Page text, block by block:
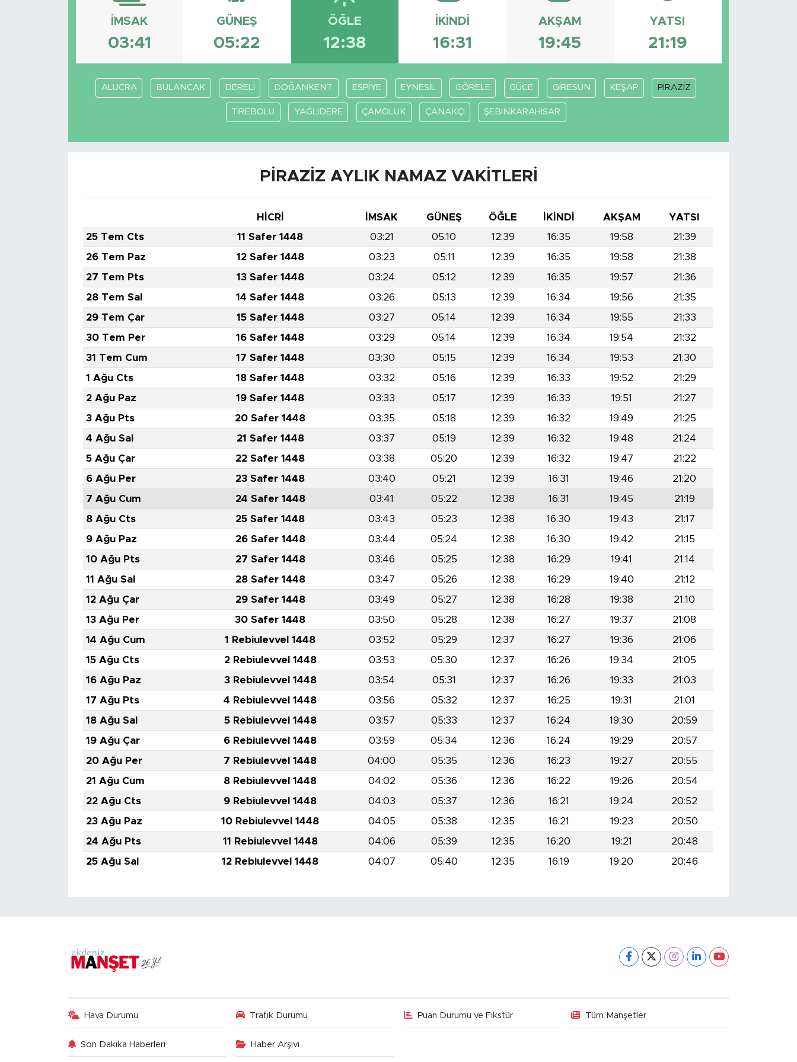
İMSAK
03:41
GÜNEŞ
05:22
ÖĞLE
12:38
İKINDI
16:31
AKŞAM
19:45
YATSI
21:19
ALUCRA BULANCAK DERELİ DOĞANKENT ESPİYE EYNESİL GÖRELE GÜCE GİRESUN KEŞAP PİRAZİZ
TİREBOLU YAĞLIDERE ÇAMOLUK ÇANAKÇI ŞEBİNKARAHİSAR
PİRAZİZ AYLIK NAMAZ VAKITLERI
HİCRİ İMSAK GÜNEŞ ÖĞLE İKINDI AKŞAM
YATSI
25 Tem Cts
11 Safer 1448 03:21 05:10 12:39 16:35 19:58
21:39
26 Tem Paz
12 Safer 1448 03:23 05:11 12:39 16:35 19:58
21:38
27 Tem Pts
13 Safer 1448 03:24 05:12 12:39 16:35 19:57
21:36
28 Tem Sal
14 Safer 1448 03:26 05:13 12:39 16:34 19:56
21:35
29 Tem Çar
15 Safer 1448 03:27 05:14 12:39 16:34 19:55
21:33
30 Tem Per
16 Safer 1448 03:29 05:14 12:39 16:34 19:54
21:32
31 Tem Cum
17 Safer 1448 03:30 05:15 12:39 16:34 19:53
21:30
1 Ağu Cts
18 Safer 1448 03:32 05:16 12:39 16:33 19:52
21:29
2 Ağu Paz
19 Safer 1448 03:33 05:17 12:39 16:33 19:51
21:27
3 Ağu Pts
20 Safer 1448 03:35 05:18 12:39 16:32 19:49
21:25
4 Ağu Sal
21 Safer 1448 03:37 05:19 12:39 16:32 19:48
21:24
5 Ağu Çar
22 Safer 1448 03:38 05:20 12:39 16:32 19:47
21:22
6 Ağu Per
23 Safer 1448 03:40 05:21 12:39 16:31 19:46
21:20
7 Ağu Cum
24 Safer 1448 03:41 05:22 12:38 16:31 19:45
21:19
8 Ağu Cts
25 Safer 1448 03:43 05:23 12:38 16:30 19:43
21:17
9 Ağu Paz
26 Safer 1448 03:44 05:24 12:38 16:30 19:42
21:15
10 Ağu Pts
27 Safer 1448 03:46 05:25 12:38 16:29 19:41
21:14
11 Ağu Sal
28 Safer 1448 03:47 05:26 12:38 16:29 19:40
21:12
12 Ağu Çar
29 Safer 1448 03:49 05:27 12:38 16:28 19:38
21:10
13 Ağu Per
30 Safer 1448 03:50 05:28 12:38 16:27 19:37
21:08
14 Ağu Cum
1 Rebiulevvel 1448 03:52 05:29 12:37 16:27 19:36
21:06
15 Ağu Cts
2 Rebiulevvel 1448 03:53 05:30 12:37 16:26 19:34
21:05
16 Ağu Paz
3 Rebiulevvel 1448 03:54 05:31 12:37 16:26 19:33
21:03
17 Ağu Pts
4 Rebiulevvel 1448 03:56 05:32 12:37 16:25 19:31
21:01
18 Ağu Sal
5 Rebiulevvel 1448 03:57 05:33 12:37 16:24 19:30
20:59
19 Ağu Çar
6 Rebiulevvel 1448 03:59 05:34 12:36 16:24 19:29
20:57
20 Ağu Per
7 Rebiulevvel 1448 04:00 05:35 12:36 16:23 19:27
20:55
21 Ağu Cum
8 Rebiulevvel 1448 04:02 05:36 12:36 16:22 19:26
20:54
22 Ağu Cts
9 Rebiulevvel 1448 04:03 05:37 12:36 16:21 19:24
20:52
23 Ağu Paz
10 Rebiulevvel 1448 04:05 05:38 12:35 16:21 19:23
20:50
24 Ağu Pts
11 Rebiulevvel 1448 04:06 05:39 12:35 16:20 19:21
20:48
25 Ağu Sal
12 Rebiulevvel 1448 04:07 05:40 12:35 16:19 19:20 20:46
Hava Durumu Trafik Durumu Puan Durumu ve Fikstür Tüm Manşetler
Son Dakika Haberleri Haber Arşivi